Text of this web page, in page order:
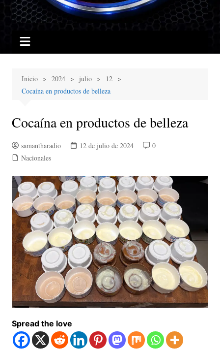
Inicio 2024 julio
12
Cocaína en productos de belleza
Cocaína en productos de belleza
samantharadio 12 de julio de 2024
0
Nacionales
Spread the love